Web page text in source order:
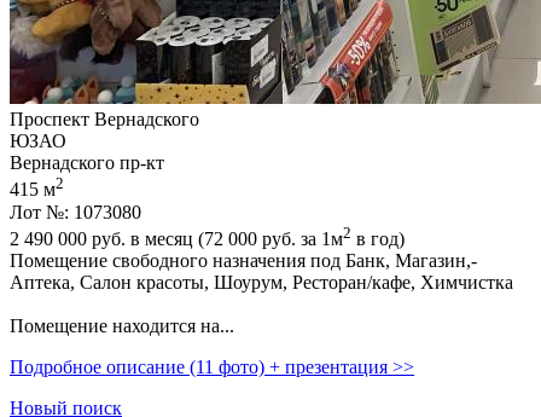
Проспект Вернадского
ЮЗАО
Вернадского пр-кт
415 м2
Лот №: 1073080
2 490 000 руб. в месяц (72 000 руб. за 1м2 в год)
Помещение свободного назначения под Банк,­ Магазин,­
Аптека,­ Салон красоты,­ Шоурум,­ Ресторан/кафе,­ Химчистка
Помещение находится на...
Подробное описание (11 фото) + презентация >>
Новый поиск